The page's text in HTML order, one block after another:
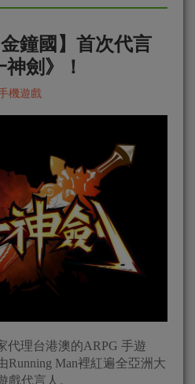
鐘國】首次代言
劍》！
機遊戲
代理台港澳的ARPG 手遊
Running Man裡紅遍全亞洲大
戲代言人。